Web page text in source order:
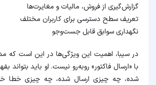
گزارش‌گیری از فروش، مالیات و مغایرت‌ها
تعریف سطح دسترسی برای کاربران مختلف
نگهداری سوابق قابل جست‌وجو
در سیبا، اهمیت این ویژگی‌ها در این است که
با «ارسال فاکتور» روبه‌رو نیست. او باید
شده، چه چیزی ارسال شده، چه چیزی خطا